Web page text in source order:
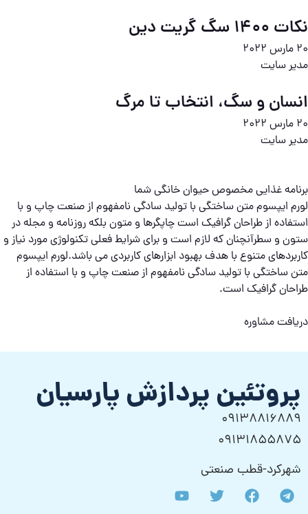
نکات ۱۴۰۰ سگ گریت دین
20 مارس 2022
مدیر سایت
انسان و سگ، انتخاب تا مرگ
20 مارس 2022
مدیر سایت
برنامه غذایی مخصوص حیوان خانگی شما
لورم ایپسوم متن ساختگی با تولید سادگی نامفهوم از صنعت چاپ و با
استفاده از طراحان گرافیک است چاپگرها و متون بلکه روزنامه و مجله در
ستون و سطرآنچنان که لازم است و برای شرایط فعلی تکنولوژی مورد نیاز و
کاربردهای متنوع با هدف بهبود ابزارهای کاربردی می باشد.لورم ایپسوم
متن ساختگی با تولید سادگی نامفهوم از صنعت چاپ و با استفاده از
طراحان گرافیک است.
دریافت مشاوره
پروتئین پردازش پارسیان
09138816889
09131855875
شهرکرد-قطب صنعتی